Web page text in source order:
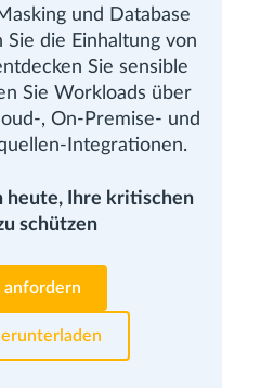
und Database
Sie die Einhaltung von
Sie sensible
Sie Workloads über
, On-Premise- und
Integrationen.
heute, Ihre kritischen
schützen
anfordern